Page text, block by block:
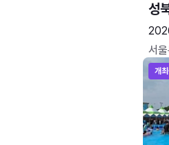
성
서
개